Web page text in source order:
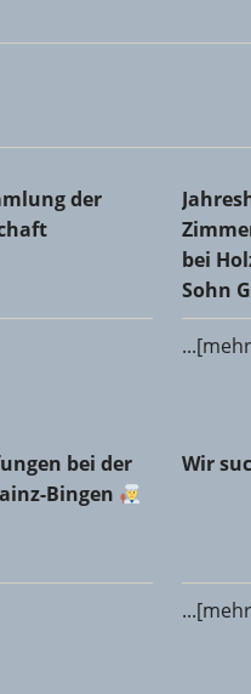
derder
Co. KG
bei
Sohn
bei der
bei der
Bingen
Wir
Wir